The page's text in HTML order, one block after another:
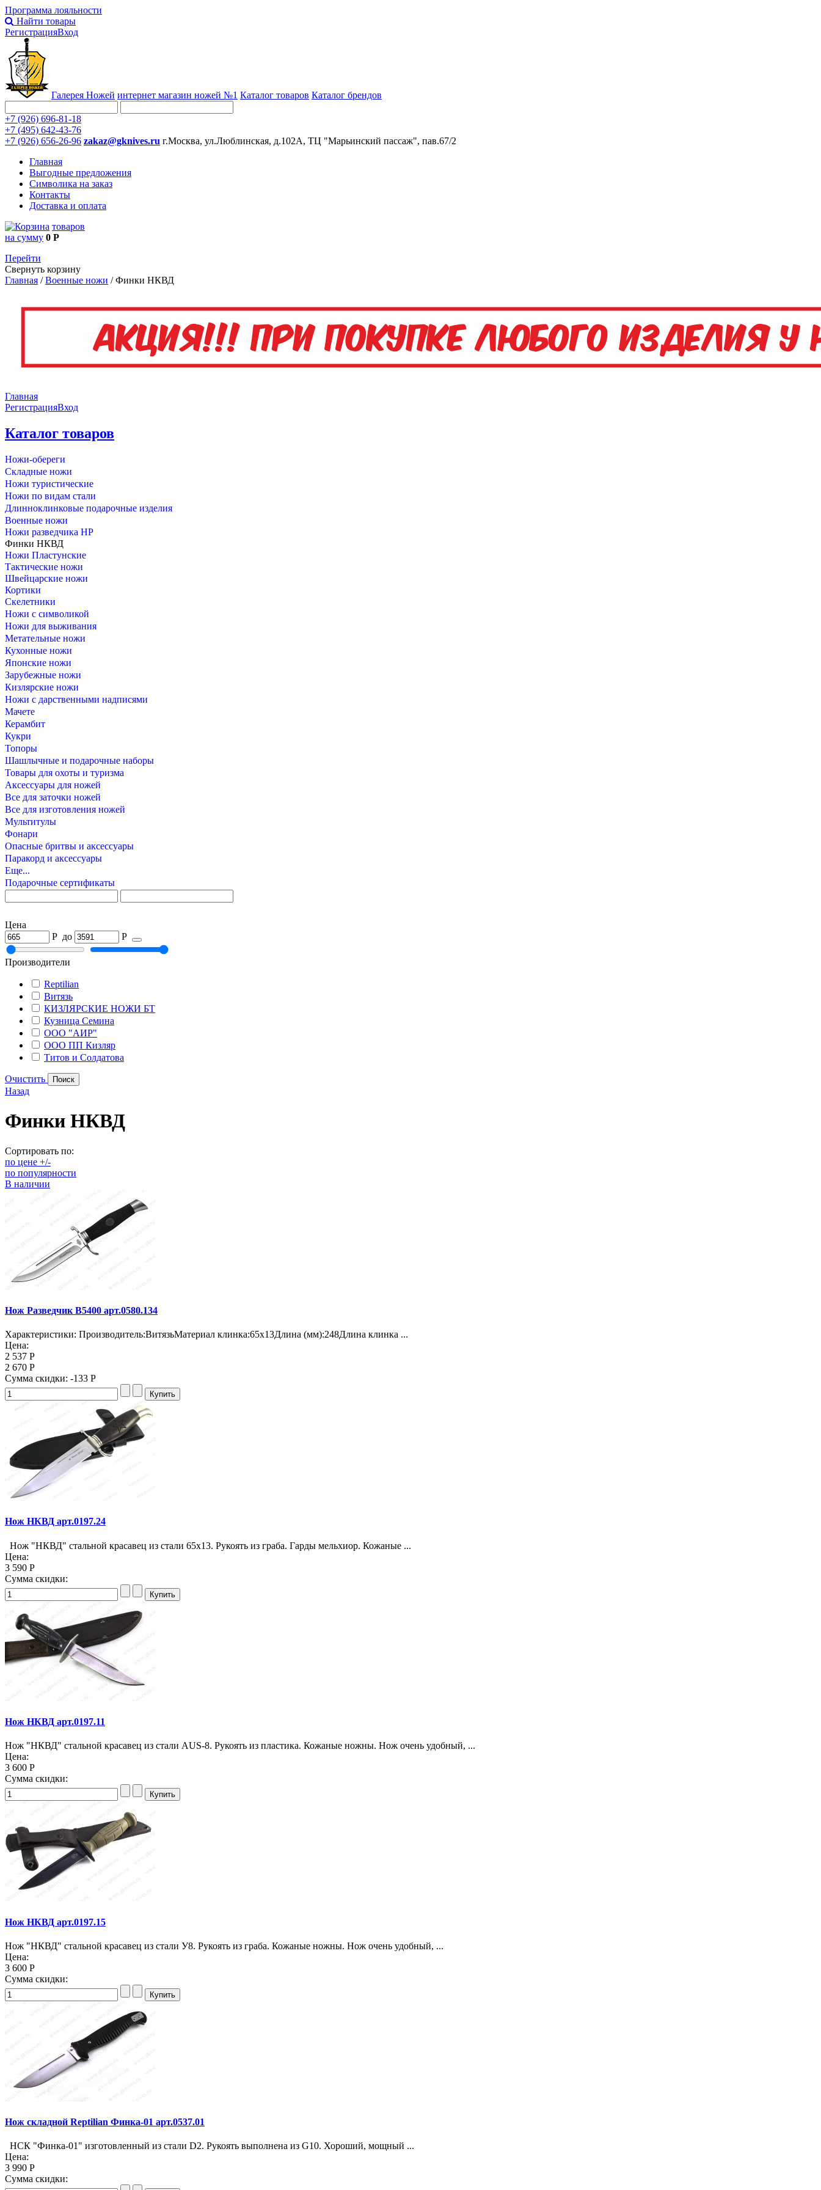
Программа лояльности
Найти товары
РегистрацияВход
Галерея Ножей интернет магазин ножей №1 Каталог товаров Каталог брендов
+7 (926) 696-81-18
+7 (495) 642-43-76
+7 (926) 656-26-96 zakaz@gknives.ru г.Москва, ул.Люблинская, д.102А, ТЦ "Марьинский пассаж", пав.67/2
Главная
Выгодные предложения
Символика на заказ
Контакты
Доставка и оплата
товаров
на сумму 0 Р
Перейти
Свернуть корзину
Главная /Военные ножи /Финки НКВД
Главная
РегистрацияВход
Каталог товаров
Ножи-обереги
Складные ножи
Ножи туристические
Ножи по видам стали
Длинноклинковые подарочные изделия
Военные ножи
Ножи разведчика НР
Финки НКВД
Ножи Пластунские
Тактические ножи
Швейцарские ножи
Кортики
Скелетники
Ножи с символикой
Ножи для выживания
Метательные ножи
Кухонные ножи
Японские ножи
Зарубежные ножи
Кизлярские ножи
Ножи с дарственными надписями
Мачете
Керамбит
Кукри
Топоры
Шашлычные и подарочные наборы
Товары для охоты и туризма
Аксессуары для ножей
Все для заточки ножей
Все для изготовления ножей
Мультитулы
Фонари
Опасные бритвы и аксессуары
Паракорд и аксессуары
Еще...
Подарочные сертификаты
Цена
Р до Р
Производители
Reptilian
Витязь
КИЗЛЯРСКИЕ НОЖИ БТ
Кузница Семина
ООО "АИР"
ООО ПП Кизляр
Титов и Солдатова
Очистить
Назад
Финки НКВД
Сортировать по:
по цене +/-
по популярности
В наличии
Нож Разведчик B5400 арт.0580.134
Характеристики: Производитель:ВитязьМатериал клинка:65х13Длина (мм):248Длина клинка ...
Цена:
2 537 Р
2 670 Р
Сумма скидки: -133 Р
Нож НКВД арт.0197.24
Нож "НКВД" стальной красавец из стали 65х13. Рукоять из граба. Гарды мельхиор. Кожаные ...
Цена:
3 590 Р
Сумма скидки:
Нож НКВД арт.0197.11
Нож "НКВД" стальной красавец из стали AUS-8. Рукоять из пластика. Кожаные ножны. Нож очень удобный, ...
Цена:
3 600 Р
Сумма скидки:
Нож НКВД арт.0197.15
Нож "НКВД" стальной красавец из стали У8. Рукоять из граба. Кожаные ножны. Нож очень удобный, ...
Цена:
3 600 Р
Сумма скидки:
Нож складной Reptilian Финка-01 арт.0537.01
НСК "Финка-01" изготовленный из стали D2. Рукоять выполнена из G10. Хороший, мощный ...
Цена:
3 990 Р
Сумма скидки: